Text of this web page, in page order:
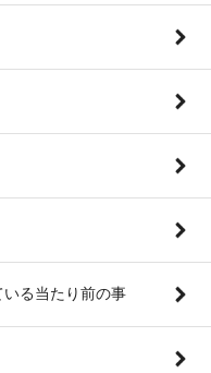
る当たり前の事